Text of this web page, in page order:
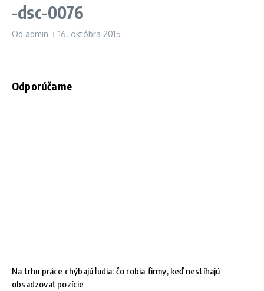
-dsc-0076
Od admin 16. októbra 2015
Odporúčame
Na trhu práce chýbajú ľudia: čo robia firmy, keď nestíhajú
obsadzovať pozície